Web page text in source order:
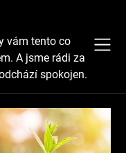
vám tento co
A jsme rádi za
spokojen.